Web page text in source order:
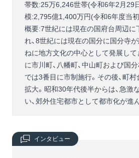
帯数:25万6,246世帯(令和6年2月29
模:2,795億1,400万円(令和6年度当
概要:7世紀には現在の国府台周辺に
れ、8世紀には現在の国分に国分寺
ねに地方文化の中心として発展して
に市川町、八幡町、中山町および国
では3番目に市制施行。その後、町
拡大。昭和30年代後半からは、急激
い、郊外住宅都市として都市化が進ん
インタビュー